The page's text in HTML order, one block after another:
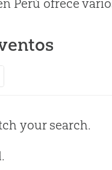
Perú ofrece
your search.